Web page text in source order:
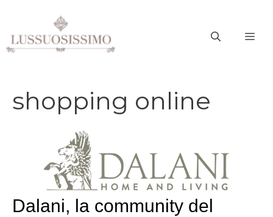
contenuto
shopping online
Dalani, la community del